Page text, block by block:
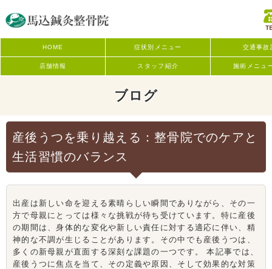
HOME 症状別メニュー 交通事故
店舗情報 スタッフ紹介 施術メニュ
ブログ
産後うつを乗り越える：整骨院でのケアと
生活習慣のバランス
出産は新しい命を迎える素晴らしい瞬間でありながら、その一
方で母親にとっては様々な挑戦が待ち受けています。特に産後
の期間は、身体的な変化や新しい責任に対する適応に伴い、精
神的な不調が生じることがあります。その中でも産後うつは、
多くの新母親が直面する深刻な課題の一つです。 本記事では、
産後うつに焦点を当て、その定義や原因、そして効果的な対策